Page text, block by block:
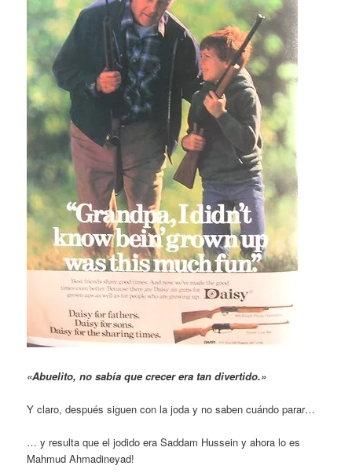
«Abuelito, no sabía que crecer era tan divertido.»
Y claro, después siguen con la joda y no saben cuándo parar…
… y resulta que el jodido era Saddam Hussein y ahora lo es
Mahmud Ahmadineyad!